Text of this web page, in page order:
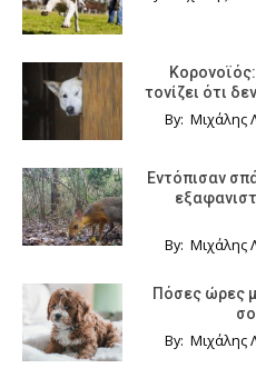
τονίζει ότι
By: Μιχάλης
Εντόπισαν
By: Μιχάλης
Πόσες ώρες
By: Μιχάλης